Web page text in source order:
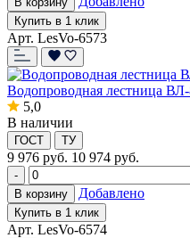
Купить в 1 клик
Арт. LesVo-6573
Водопроводная лестница
5,0
В наличии
ГОСТ ТУ
9 976 руб. 10 974 руб.
-
В корзину
Добавлено
Купить в 1 клик
Арт. LesVo-6574